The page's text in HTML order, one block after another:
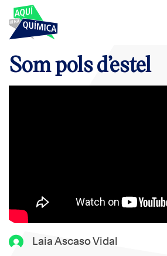
Laia Ascaso Vidal
Som pols d’estel